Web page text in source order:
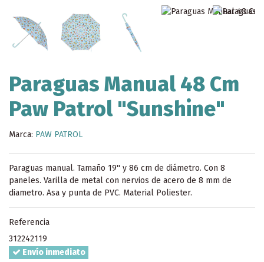
Paraguas Manual 48 Cm
Paw Patrol "Sunshine"
Marca: PAW PATROL
Paraguas manual. Tamaño 19'' y 86 cm de diámetro. Con 8
paneles. Varilla de metal con nervios de acero de 8 mm de
diametro. Asa y punta de PVC. Material Poliester.
Referencia
312242119
Envío inmediato